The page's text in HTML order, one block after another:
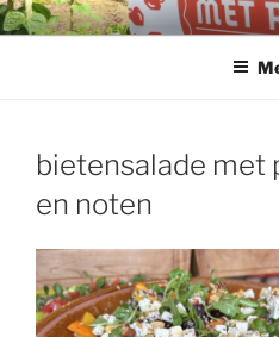
Ga
naar
bietensalade met
en noten